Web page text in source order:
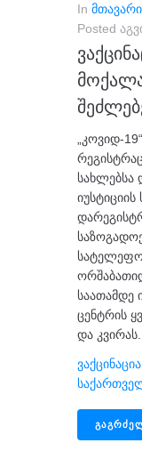
In მთავარი
Posted
„კოვიდ-
სახლებსა
იუსტიციის
საათამდე
ცენტრის
და
Ვაქცინაცია